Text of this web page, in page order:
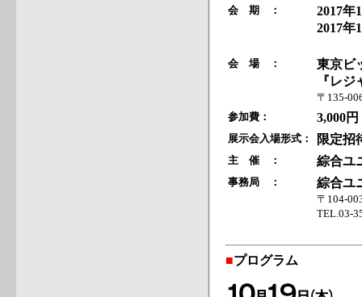
会 期 ：
2017年
2017年
会 場 ：
東京ビ
『レ
〒135-
参加費：
3,000円
展示会入場形式：
限定招
主 催 ： 綜合ユ
事務局 ： 綜合ユ
〒104-
TEL.03-
■プログラム